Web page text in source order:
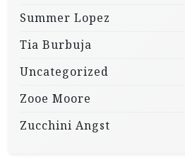
Summer Lopez
Tia Burbuja
Uncategorized
Zooe Moore
Zucchini Angst